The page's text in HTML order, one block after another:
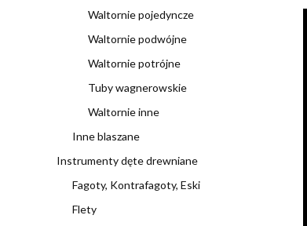
Waltornie pojedyncze
Waltornie podwójne
Waltornie potrójne
Tuby wagnerowskie
Waltornie inne
Inne blaszane
Instrumenty dęte drewniane
Fagoty, Kontrafagoty, Eski
Flety